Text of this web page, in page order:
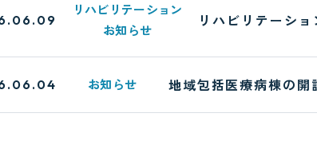
リハビリテーション
お知らせ
リハビリテーシ
お知らせ 地域包括医療病棟の開